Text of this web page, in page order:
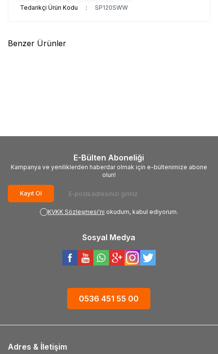
Tedarikçi Ürün Kodu
: SP120SWW
Benzer Ürünler
E-Bülten Aboneliği
Kampanya ve yeniliklerden haberdar olmak için e-bültenimize abone
olun!
Kayıt Ol
KVKK Sözleşmesi'ni okudum, kabul ediyorum.
Sosyal Medya
0536 451 55 00
Adres & İletişim